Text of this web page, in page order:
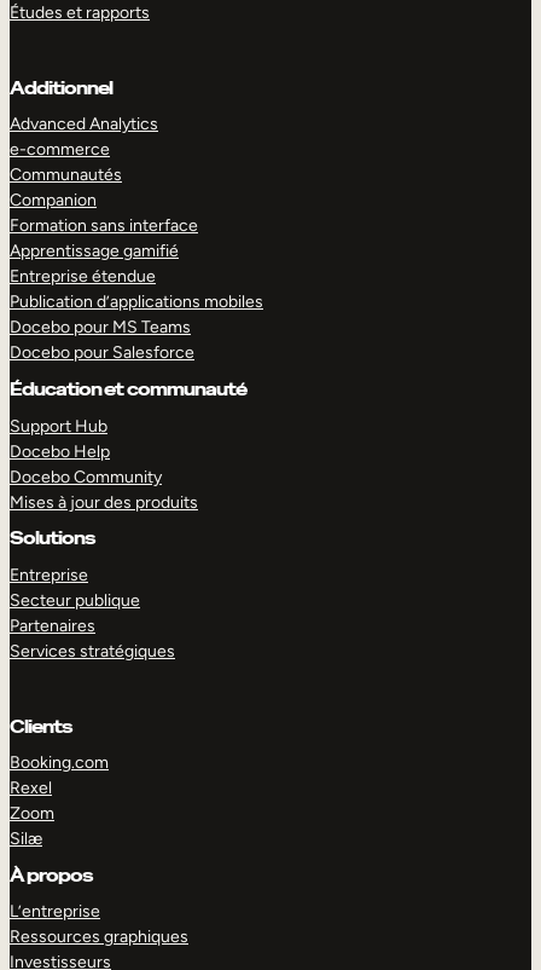
Études et rapports
Additionnel
Advanced Analytics
e-commerce
Communautés
Companion
Formation sans interface
Apprentissage gamifié
Entreprise étendue
Publication d’applications mobiles
Docebo pour MS Teams
Docebo pour Salesforce
Éducation et communauté
Support Hub
Docebo Help
Docebo Community
Mises à jour des produits
Solutions
Entreprise
Secteur publique
Partenaires
Services stratégiques
Clients
Booking.com
Rexel
Zoom
Silæ
À propos
L’entreprise
Ressources graphiques
Investisseurs